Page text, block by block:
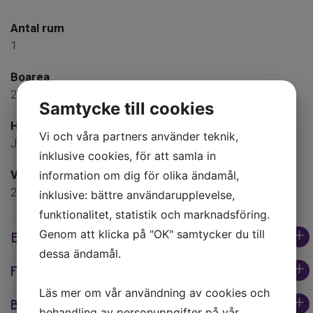
Antal rum
1
Boarea
26 kvm. föreningens information
Hiss
Ja
Våning
2 av 6
Ekonomi
Lägenhetsnummer
20002207
Förening
Byggnad
Samtycke till cookies
Vi och våra partners använder teknik,
inklusive cookies, för att samla in
information om dig för olika ändamål,
inklusive: bättre användarupplevelse,
funktionalitet, statistik och marknadsföring.
Genom att klicka på "OK" samtycker du till
dessa ändamål.
Läs mer om vår användning av cookies och